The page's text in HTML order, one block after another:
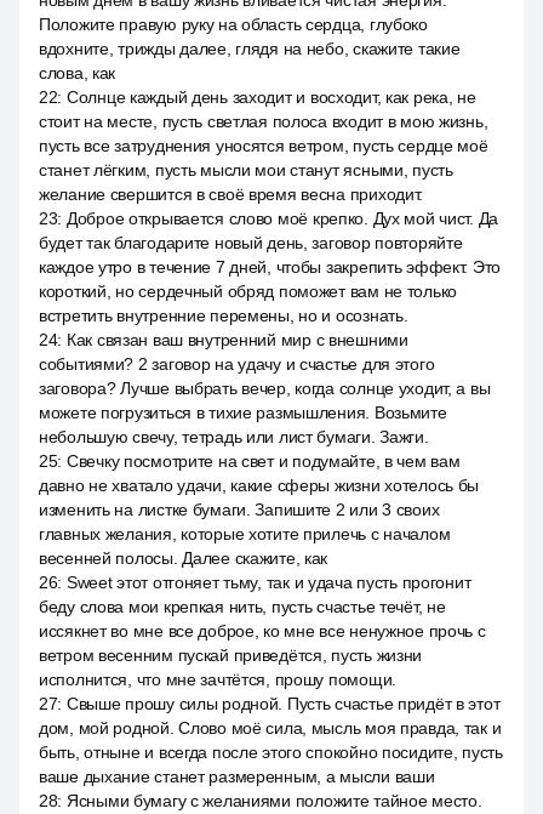
Положите правую руку на область сердца, глубоко
вдохните, трижды далее, глядя на небо, скажите такие
слова, как
22: Солнце каждый день заходит и восходит, как река, не
стоит на месте, пусть светлая полоса входит в мою жизнь,
пусть все затруднения уносятся ветром, пусть сердце моё
станет лёгким, пусть мысли мои станут ясными, пусть
желание свершится в своё время весна приходит.
23: Доброе открывается слово моё крепко. Дух мой чист. Да
будет так благодарите новый день, заговор повторяйте
каждое утро в течение 7 дней, чтобы закрепить эффект. Это
короткий, но сердечный обряд поможет вам не только
встретить внутренние перемены, но и осознать.
24: Как связан ваш внутренний мир с внешними
событиями? 2 заговор на удачу и счастье для этого
заговора? Лучше выбрать вечер, когда солнце уходит, а вы
можете погрузиться в тихие размышления. Возьмите
небольшую свечу, тетрадь или лист бумаги. Зажги.
25: Свечку посмотрите на свет и подумайте, в чем вам
давно не хватало удачи, какие сферы жизни хотелось бы
изменить на листке бумаги. Запишите 2 или 3 своих
главных желания, которые хотите прилечь с началом
весенней полосы. Далее скажите, как
26: Sweet этот отгоняет тьму, так и удача пусть прогонит
беду слова мои крепкая нить, пусть счастье течёт, не
иссякнет во мне все доброе, ко мне все ненужное прочь с
ветром весенним пускай приведётся, пусть жизни
исполнится, что мне зачтётся, прошу помощи.
27: Свыше прошу силы родной. Пусть счастье придёт в этот
дом, мой родной. Слово моё сила, мысль моя правда, так и
быть, отныне и всегда после этого спокойно посидите, пусть
ваше дыхание станет размеренным, а мысли ваши
28: Ясными бумагу с желаниями положите тайное место.